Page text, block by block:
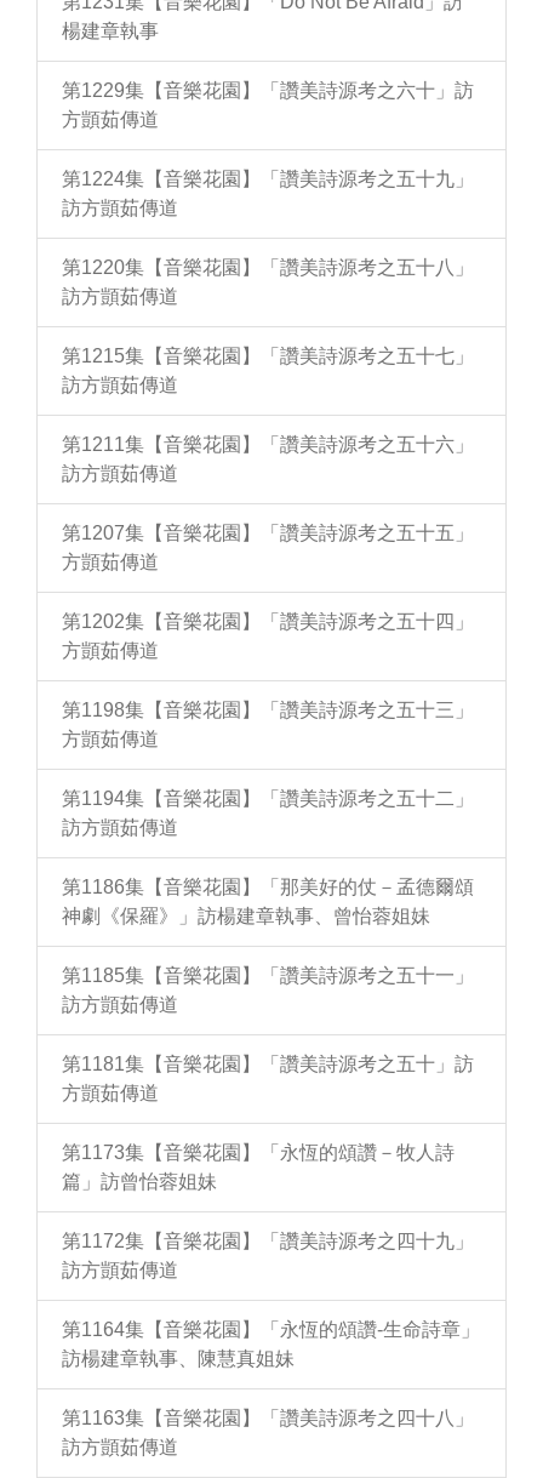
楊建章執事
第1229集【音樂花園】「讚美詩源考之六十」訪
方顗茹傳道
第1224集【音樂花園】「讚美詩源考之五十九」
訪方顗茹傳道
第1220集【音樂花園】「讚美詩源考之五十八」
訪方顗茹傳道
第1215集【音樂花園】「讚美詩源考之五十七」
訪方顗茹傳道
第1211集【音樂花園】「讚美詩源考之五十六」
訪方顗茹傳道
第1207集【音樂花園】「讚美詩源考之五十五」
方顗茹傳道
第1202集【音樂花園】「讚美詩源考之五十四」
方顗茹傳道
第1198集【音樂花園】「讚美詩源考之五十三」
方顗茹傳道
第1194集【音樂花園】「讚美詩源考之五十二」
訪方顗茹傳道
第1186集【音樂花園】「那美好的仗－孟德爾頌
神劇《保羅》」訪楊建章執事、曾怡蓉姐妹
第1185集【音樂花園】「讚美詩源考之五十一」
訪方顗茹傳道
第1181集【音樂花園】「讚美詩源考之五十」訪
方顗茹傳道
第1173集【音樂花園】「永恆的頌讚－牧人詩
篇」訪曾怡蓉姐妹
第1172集【音樂花園】「讚美詩源考之四十九」
訪方顗茹傳道
第1164集【音樂花園】「永恆的頌讚-生命詩章」
訪楊建章執事、陳慧真姐妹
第1163集【音樂花園】「讚美詩源考之四十八」
訪方顗茹傳道